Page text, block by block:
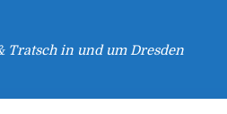
Tratsch in und um Dresden